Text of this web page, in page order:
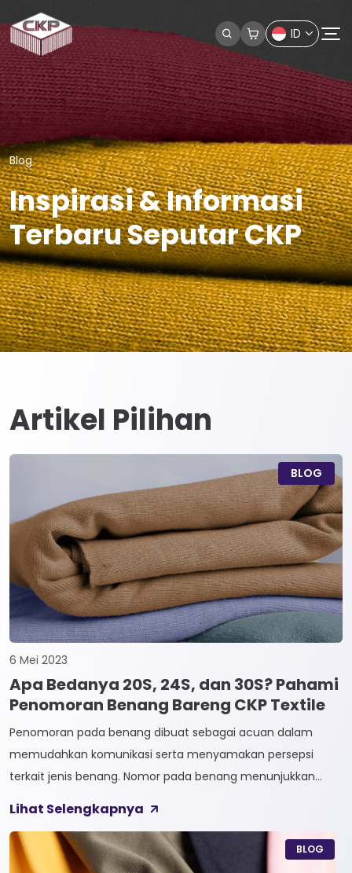
ID
Blog
Inspirasi & Informasi
Terbaru Seputar CKP
Artikel Pilihan
BLOG
6 Mei 2023
Apa Bedanya 20S, 24S, dan 30S? Pahami
Penomoran Benang Bareng CKP Textile
Penomoran pada benang dibuat sebagai acuan dalam
memudahkan komunikasi serta menyamakan persepsi
terkait jenis benang. Nomor pada benang menunjukkan
penomoran sendiri terbagi menjadi dua, Tidak Langsung dan
Langsung. 1. Penomoran Tidak Langsung Penomoran Tidak
Langsung biasa diaplikasikan pada jenis Natural Fiber, seperti
Lihat Selengkapnya
BLOG